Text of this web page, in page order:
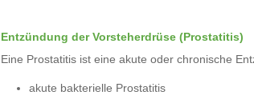
Entzündung der Vorsteherdrüse (Prostatitis)
Eine Prostatitis ist eine akute oder chronische
akute bakterielle Prostatitis